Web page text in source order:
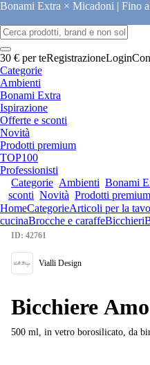
Bonami Extra × Micadoni | Fino
30 € per teRegistrazioneLogin
Categorie
Ambienti
Bonami Extra
Ispirazione
Offerte e sconti
Novità
Prodotti premium
TOP100
Professionisti
Categorie Ambienti Bonami
sconti Novità Prodotti premium
HomeCategorieArticoli per la
cucinaBrocche e caraffeBicchieri
ID: 42761
Vialli Design
Bicchiere Amo
500 ml, in vetro borosilicato, da